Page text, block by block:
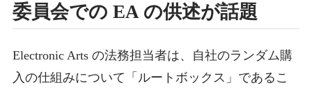
委員会での EA の供述が話題
Electronic Arts の法務担当者は、自社のランダム購
入の仕組みについて「ルートボックス」であるこ